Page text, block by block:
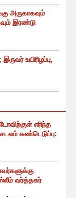
அருகாகவும்
இரண்டு
உயிரிழப்பு,
எரிந்த
கண்டெடுப்பு:
வர்த்தகர்